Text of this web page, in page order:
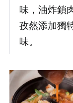
味，油炸鎖
孜然添加獨
味。